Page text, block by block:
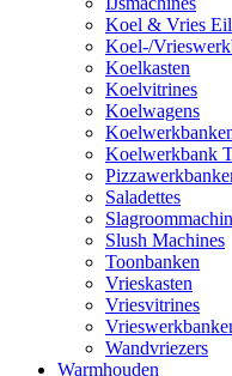
Koel & Vries
Koel-/
Koelkasten
Koelvitrines
Koelwagens
Koelwerkbank
Saladettes
Slush Machines
Toonbanken
Vrieskasten
Vriesvitrines
Wandvriezers
Warmhouden